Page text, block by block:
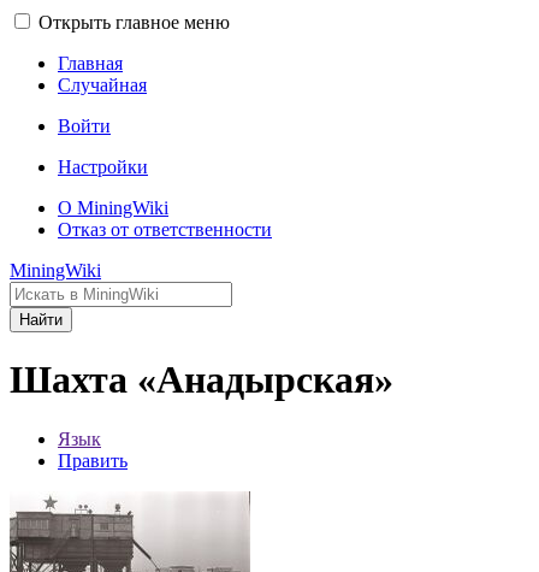
Открыть главное меню
Главная
Случайная
Войти
Настройки
О MiningWiki
Отказ от ответственности
MiningWiki
Найти
Шахта «Анадырская»
Язык
Править